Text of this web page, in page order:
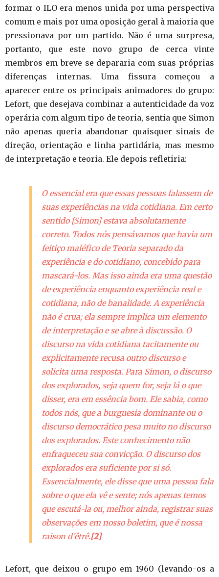
formar o ILO era menos unida por uma perspectiva
comum e mais por uma oposição geral à maioria que
pressionava por um partido. Não é uma surpresa,
portanto, que este novo grupo de cerca vinte
membros em breve se depararia com suas próprias
diferenças internas. Uma fissura começou a
aparecer entre os principais animadores do grupo:
Lefort, que desejava combinar a autenticidade da voz
operária com algum tipo de teoria, sentia que Simon
não apenas queria abandonar quaisquer sinais de
direção, orientação e linha partidária, mas mesmo
de interpretação e teoria. Ele depois refletiria:
O essencial era que essas pessoas falassem de
suas experiências na vida cotidiana. Em certo
sentido [Simon] estava absolutamente
correto. Todos nós pensávamos que havia um
feitiço maléfico de Teoria separado da
experiência e do cotidiano, concebido para
mascará-los. Mas isso ainda era uma questão
de experiência enquanto experiência real e
cotidiana, não de banalidade. A experiência
não é crua; ela sempre implica um elemento
de interpretação e se abre à discussão. O
discurso na vida cotidiana tacitamente ou
explicitamente recusa outro discurso e
solicita uma resposta. Para Simon, o discurso
dos explorados, seja quem for, seja lá o que
disser, era em essência bom. Ele sabia, como
todos nós, que a burguesia dominante ou o
discurso democrático pesa muito no discurso
dos explorados. Este conhecimento não
enfraqueceu sua convicção. O discurso dos
explorados era suficiente por si só.
Essencialmente, ele disse que uma pessoa fala
sobre o que ela vê e sente; nós apenas temos
que escutá-la ou, melhor ainda, registrar suas
observações em nosso boletim, que é nossa
raison d’êtrê.[2]
Lefort, que deixou o grupo em 1960 (levando-os a